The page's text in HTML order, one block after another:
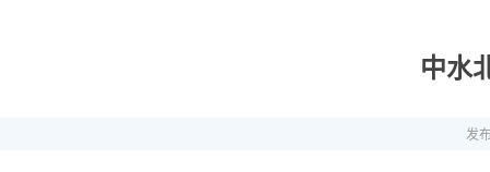
中水
发